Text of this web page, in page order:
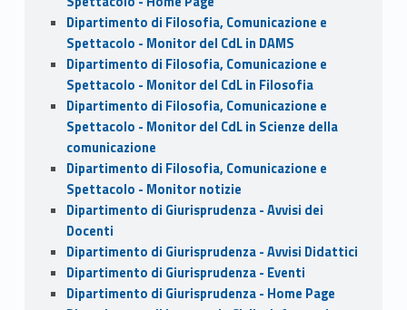
Dipartimento di Filosofia, Comunicazione e
Spettacolo - Monitor del CdL in DAMS
Dipartimento di Filosofia, Comunicazione e
Spettacolo - Monitor del CdL in Filosofia
Dipartimento di Filosofia, Comunicazione e
Spettacolo - Monitor del CdL in Scienze della
comunicazione
Dipartimento di Filosofia, Comunicazione e
Spettacolo - Monitor notizie
Dipartimento di Giurisprudenza - Avvisi dei
Docenti
Dipartimento di Giurisprudenza - Avvisi Didattici
Dipartimento di Giurisprudenza - Eventi
Dipartimento di Giurisprudenza - Home Page